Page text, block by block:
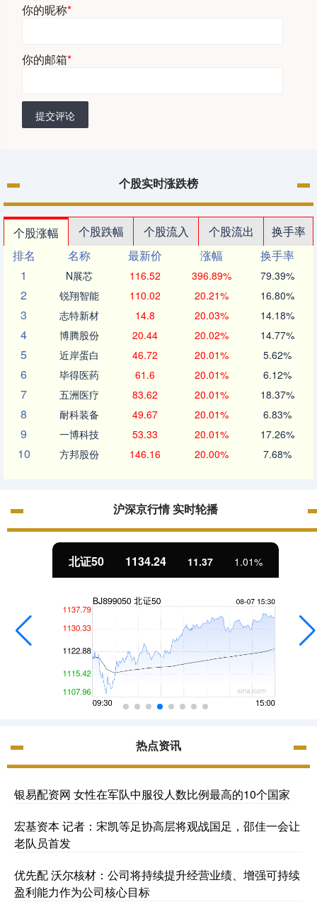
你的昵称*
你的邮箱*
提交评论
个股实时涨跌榜
个股涨幅 个股跌幅 个股流入 个股流出
换手率
排名
名称 最新价 涨幅
换手率
1
N展芯 116.52 396.89% 79.39%
2 锐翔智能 110.02 20.21% 16.80%
3 志特新材 14.8 20.03% 14.18%
4 博腾股份 20.44 20.02% 14.77%
5 近岸蛋白 46.72 20.01% 5.62%
6 毕得医药 61.6 20.01% 6.12%
7 五洲医疗 83.62 20.01% 18.37%
8 耐科装备 49.67 20.01% 6.83%
9 一博科技 53.33 20.01% 17.26%
10 方邦股份 146.16 20.00% 7.68%
沪深京行情 实时轮播
北证50 1134.24 11.37 1.01%
热点资讯
银易配资网 女性在军队中服役人数比例最高的10个国家
宏基资本 记者：宋凯等足协高层将观战国足，邵佳一会让
老队员首发
优先配 沃尔核材：公司将持续提升经营业绩、增强可持续
盈利能力作为公司核心目标